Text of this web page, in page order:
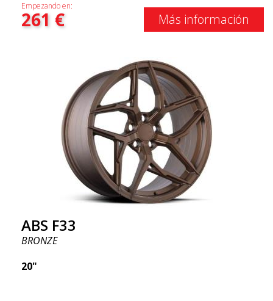
Empezando en:
261 € Más información
ABS F33
BRONZE
20"